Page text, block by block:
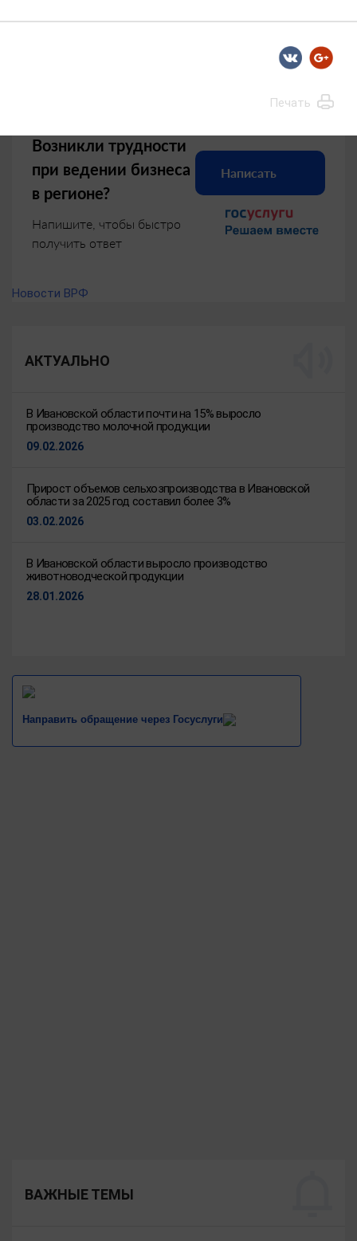
регионов России: помимо жителей Ивановской
Тюмени, Екатеринбурга, Пскова, Вологды, Перми,
Смоленска, Волгограда, Владимирской,
Возникли трудности
при ведении бизнеса
в регионе?
Напишите, чтобы быстро
получить ответ
Написать
Новости ВРФ
АКТУАЛЬНО
В Ивановской области почти на 15% выросло
производство молочной продукции
09.02.2026
Прирост объемов сельхозпроизводства в Ивановской
области за 2025 год составил более 3%
03.02.2026
В Ивановской области выросло производство
животноводческой продукции
28.01.2026
Направить обращение через Госуслуги
ВАЖНЫЕ ТЕМЫ
Печать